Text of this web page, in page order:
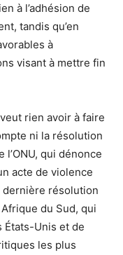
à l’adhésion de
tandis qu’en
à
visant à mettre fin
rien avoir à faire
ni la résolution
l’ONU, qui dénonce
acte de violence
résolution
du Sud, qui
États-Unis et de
les plus